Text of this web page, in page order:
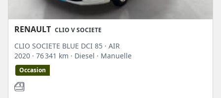
RENAULT CLIO V SOCIETE
CLIO SOCIETE BLUE DCI 85 · AIR
2020 · 76 341 km · Diesel · Manuelle
Occasion